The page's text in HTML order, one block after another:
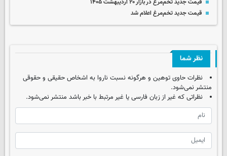
قیمت جدید تخم‌مرغ در بازار ۲۰ اردیبهشت ۱۴۰۵
قیمت جدید تخم‌مرغ اعلام شد
نظر شما
نظرات حاوی توهین و هرگونه نسبت ناروا به اشخاص حقیقی و حقوقی
منتشر نمی‌شود.
نظراتی که غیر از زبان فارسی یا غیر مرتبط با خبر باشد منتشر نمی‌شود.